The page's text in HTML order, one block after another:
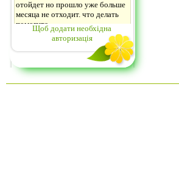
Щоб додати необхідна
авторизація